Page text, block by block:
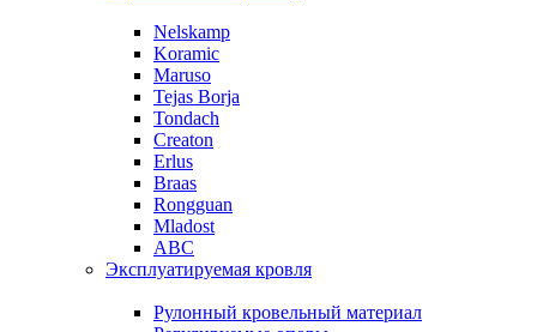
Nelskamp
Koramic
Maruso
Tejas Borja
Tondach
Creaton
Erlus
Braas
Rongguan
Mladost
ABC
Эксплуатируемая кровля
Рулонный кровельный материал